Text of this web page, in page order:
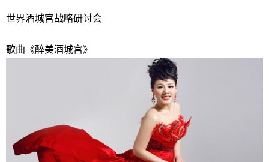
世界酒城宫战略研讨会
歌曲《醉美酒城宫》